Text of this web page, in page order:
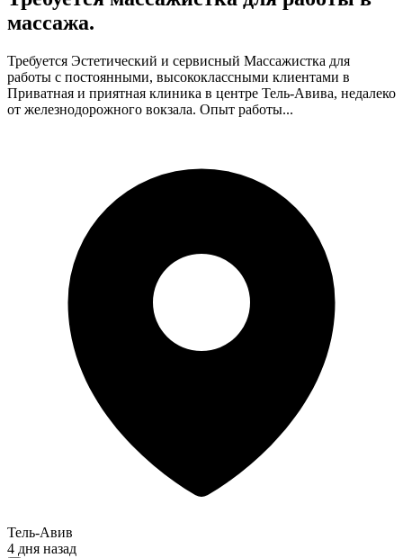
массажа.
Требуется Эстетический и сервисный Массажистка для
работы с постоянными, высококлассными клиентами в
Приватная и приятная клиника в центре Тель-Авива, недалеко
от железнодорожного вокзала. Опыт работы...
Тель-Авив
4 дня назад